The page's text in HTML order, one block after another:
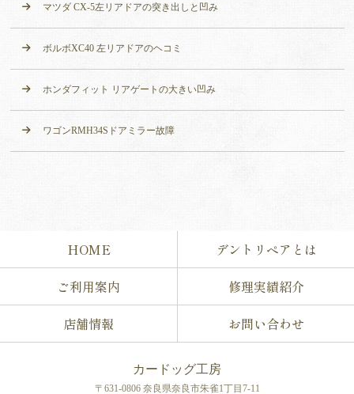
マツダ CX-5左リアドアの突き出しと凹み
ボルボXC40 左リアドアのヘコミ
ホンダフィット リアゲートの大きい凹み
ワゴンRMH34Sドアミラー故障
HOME
デントリペアとは
ご利用案内
修理実績紹介
店舗情報
お問い合わせ
カードッグ工房
〒631-0806 奈良県奈良市朱雀1丁目7-11